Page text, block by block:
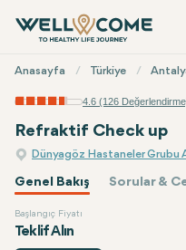
Menü
Anasayfa Türkiye
4.6 (126
Refraktif Check up
Dünyagöz Hastaneler Grubu
Genel Bakış Sorular &
Başlangıç Fiyatı
Teklif Alın
DünyagözFiyatı